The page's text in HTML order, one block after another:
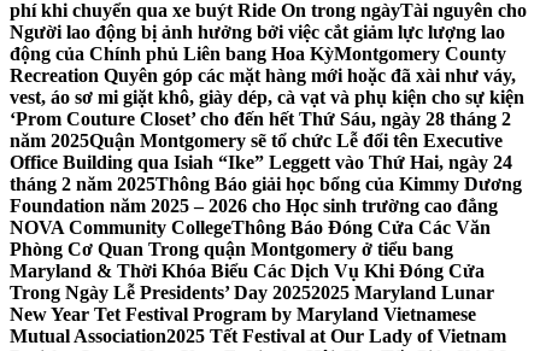
phí khi chuyển qua xe buýt Ride On trong ngàyTài nguyên cho
Người lao động bị ảnh hưởng bởi việc cắt giảm lực lượng lao
động của Chính phủ Liên bang Hoa KỳMontgomery County
Recreation Quyên góp các mặt hàng mới hoặc đã xài như váy,
vest, áo sơ mi giặt khô, giày dép, cà vạt và phụ kiện cho sự kiện
‘Prom Couture Closet’ cho đến hết Thứ Sáu, ngày 28 tháng 2
năm 2025Quận Montgomery sẽ tổ chức Lễ đổi tên Executive
Office Building qua Isiah “Ike” Leggett vào Thứ Hai, ngày 24
tháng 2 năm 2025Thông Báo giải học bổng của Kimmy Dương
Foundation năm 2025 – 2026 cho Học sinh trường cao đẳng
NOVA Community CollegeThông Báo Đóng Cửa Các Văn
Phòng Cơ Quan Trong quận Montgomery ở tiểu bang
Maryland & Thời Khóa Biểu Các Dịch Vụ Khi Đóng Cửa
Trong Ngày Lễ Presidents’ Day 20252025 Maryland Lunar
New Year Tet Festival Program by Maryland Vietnamese
Mutual Association2025 Tết Festival at Our Lady of Vietnam